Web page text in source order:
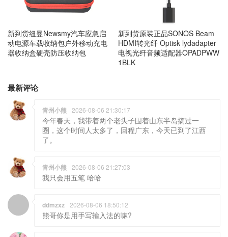
新到货纽曼Newsmy汽车应急启
动电源车载收纳包户外移动充电
器收纳盒硬壳防压收纳包
新到货原装正品SONOS Beam
HDMI转光纤 Optisk lydadapter
电视光纤音频适配器OPADPWW
1BLK
最新评论
青州小熊 2026-08-06 21:30:17
今年春天，我带着两个老头子围着山东半岛搞过一
圈，这个时间人太多了，回程广东，今天已到了江西
了。
青州小熊 2026-08-06 21:27:03
我只会用五笔 哈哈
ddmzxz 2026-08-06 18:50:12
熊哥你是用手写输入法的嘛?